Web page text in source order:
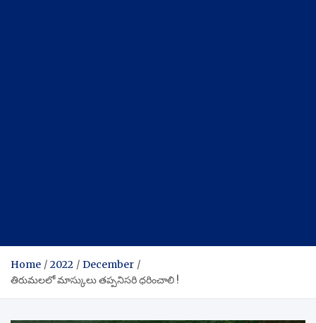
Home 2022
December
తిరుమలలో మాస్కులు తప్పనిసరి ధరించాలి !